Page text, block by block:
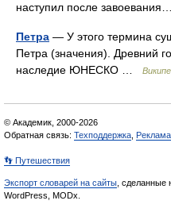
наступил после
Петра — У этого термина
Петра (значения). Древний
наследие ЮНЕСКО …
© Академик, 2000-2026
Обратная связь: Техподдержка
👣 Путешествия
Экспорт словарей на сайты , сделанные
WordPress, MODx.